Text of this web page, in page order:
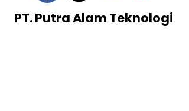
PT. Putra Alam Teknologi